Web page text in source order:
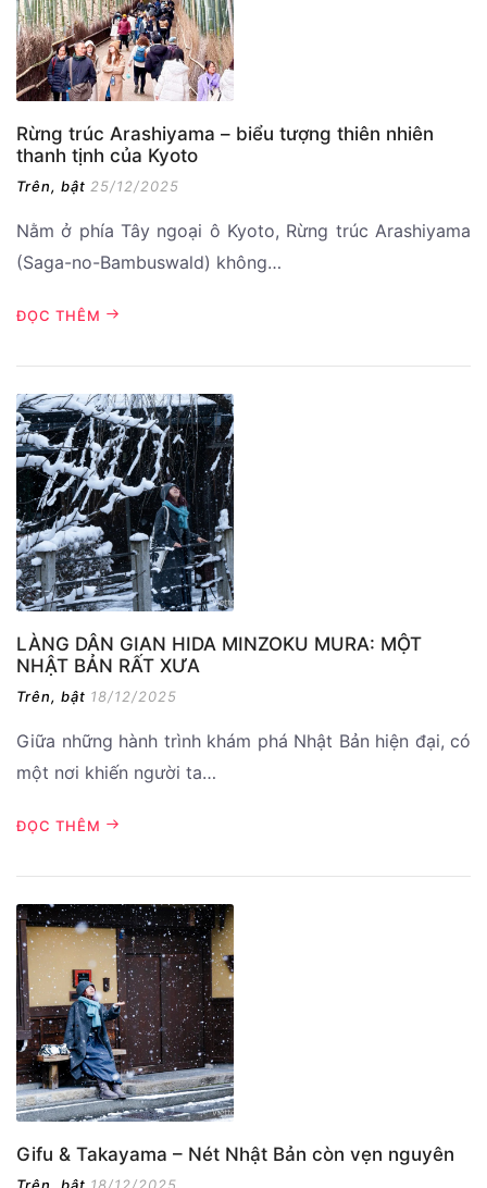
Rừng trúc Arashiyama – biểu tượng thiên nhiên
thanh tịnh của Kyoto
Trên, bật 25/12/2025
Nằm ở phía Tây ngoại ô Kyoto, Rừng trúc Arashiyama
(Saga-no-Bambuswald) không…
ĐỌC THÊM
LÀNG DÂN GIAN HIDA MINZOKU MURA: MỘT
NHẬT BẢN RẤT XƯA
Trên, bật 18/12/2025
Giữa những hành trình khám phá Nhật Bản hiện đại, có
một nơi khiến người ta…
ĐỌC THÊM
Gifu & Takayama – Nét Nhật Bản còn vẹn nguyên